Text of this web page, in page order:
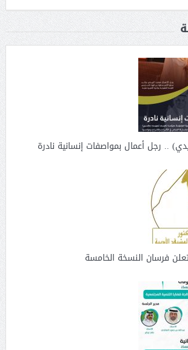
.. رجل أعمال بمواصفات إنسانية نادرة
فرسان النسخة الخامسة